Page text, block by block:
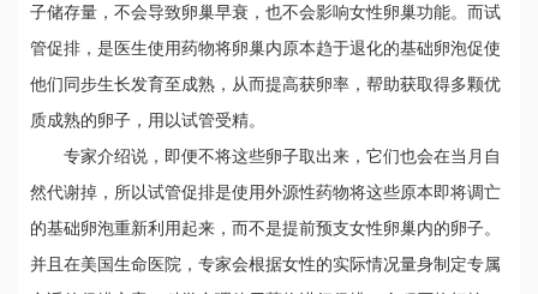
子储存量，不会导致卵巢早衰，也不会影响女性卵巢功能。而试
管促排，是医生使用药物将卵巢内原本趋于退化的基础卵泡促使
他们同步生长发育至成熟，从而提高获卵率，帮助获取得多颗优
质成熟的卵子，用以试管受精。
专家介绍说，即便不将这些卵子取出来，它们也会在当月自
然代谢掉，所以试管促排是使用外源性药物将这些原本即将调亡
的基础卵泡重新利用起来，而不是提前预支女性卵巢内的卵子。
并且在美国生命医院，专家会根据女性的实际情况量身制定专属